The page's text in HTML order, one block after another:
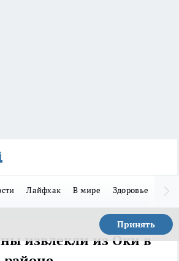
Лайфхак В мире Здоровье
Принять
извлекли из Оки в